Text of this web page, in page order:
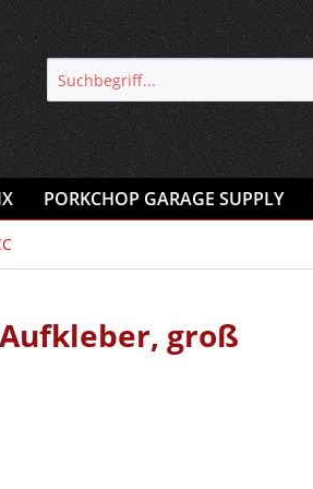
PORKCHOP GARAGE SUPPLY
groß